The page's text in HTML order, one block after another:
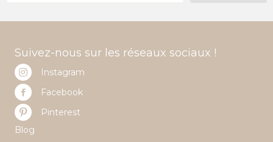
choisies
page
Suivez-nous sur les réseaux sociaux !
Instagram
Facebook
Pinterest
Blog